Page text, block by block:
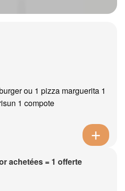
ou 1 pizza marguerita 1
1 compote
achetées = 1 offerte